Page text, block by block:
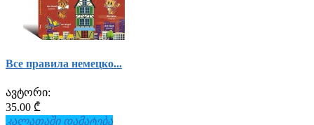
Все правила немецко...
ავტორი:
35.00 ₾
კალათაში დამატება